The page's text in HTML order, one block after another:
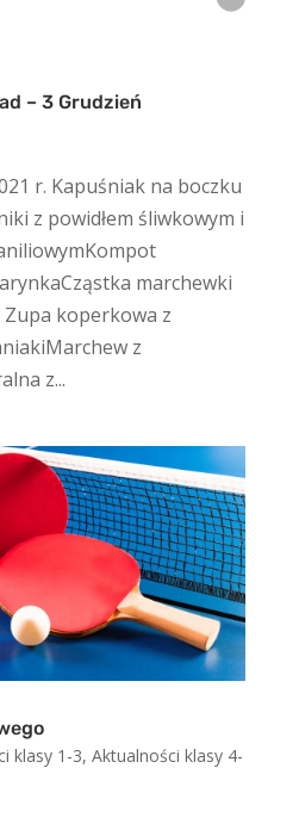
– 3 Grudzień
r. Kapuśniak na boczku
z powidłem śliwkowym i
marchewki
Zupa koperkowa z
z
z...
klasy 1-3, Aktualności klasy 4-